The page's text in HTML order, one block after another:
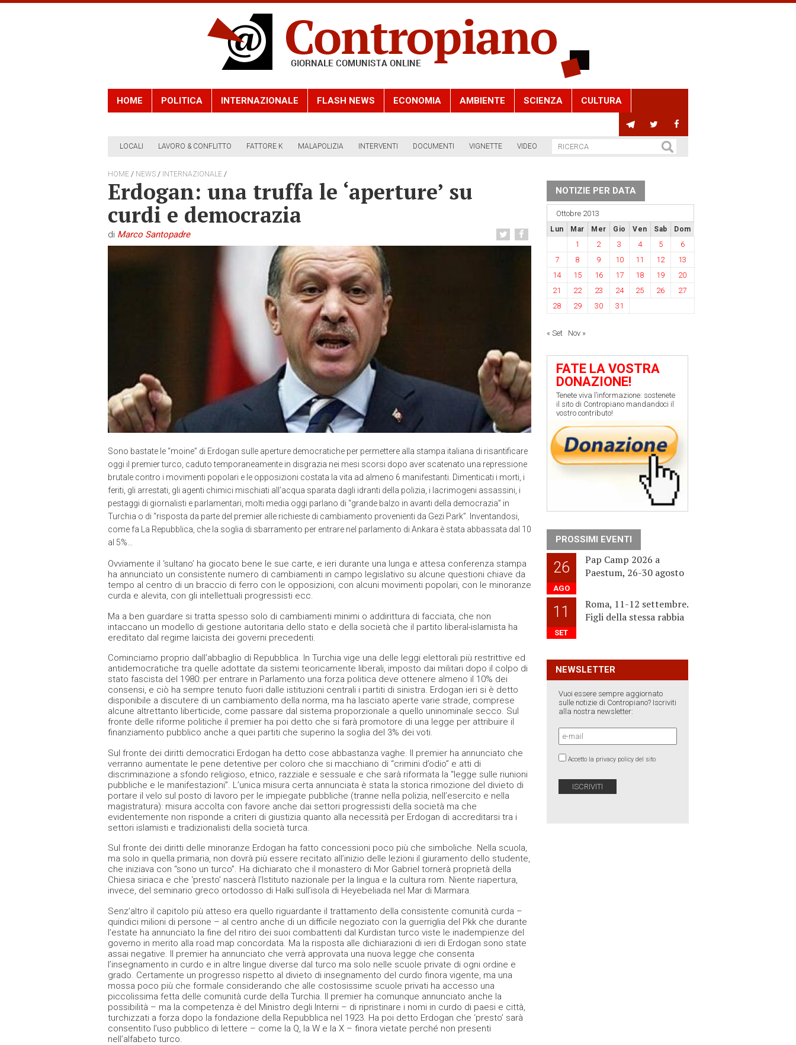
HOME POLITICA INTERNAZIONALE FLASH NEWS ECONOMIA AMBIENTE SCIENZA CULTURA
LOCALI LAVORO & CONFLITTO FATTORE K MALAPOLIZIA INTERVENTI DOCUMENTI VIGNETTE VIDEO
HOME / NEWS / INTERNAZIONALE /
Erdogan: una truffa le ‘aperture’ su
curdi e democrazia
di Marco Santopadre
Sono bastate le “moine” di Erdogan sulle aperture democratiche per permettere alla stampa italiana di risantificare
oggi il premier turco, caduto temporaneamente in disgrazia nei mesi scorsi dopo aver scatenato una repressione
brutale contro i movimenti popolari e le opposizioni costata la vita ad almeno 6 manifestanti. Dimenticati i morti, i
feriti, gli arrestati, gli agenti chimici mischiati all’acqua sparata dagli idranti della polizia, i lacrimogeni assassini, i
pestaggi di giornalisti e parlamentari, molti media oggi parlano di “grande balzo in avanti della democrazia” in
Turchia o di “risposta da parte del premier alle richieste di cambiamento provenienti da Gezi Park”. Inventandosi,
come fa La Repubblica, che la soglia di sbarramento per entrare nel parlamento di Ankara è stata abbassata dal 10
al 5%…
Ovviamente il ‘sultano’ ha giocato bene le sue carte, e ieri durante una lunga e attesa conferenza stampa
ha annunciato un consistente numero di cambiamenti in campo legislativo su alcune questioni chiave da
tempo al centro di un braccio di ferro con le opposizioni, con alcuni movimenti popolari, con le minoranze
curda e alevita, con gli intellettuali progressisti ecc.
Ma a ben guardare si tratta spesso solo di cambiamenti minimi o addirittura di facciata, che non
intaccano un modello di gestione autoritaria dello stato e della società che il partito liberal-islamista ha
ereditato dal regime laicista dei governi precedenti.
Cominciamo proprio dall’abbaglio di Repubblica. In Turchia vige una delle leggi elettorali più restrittive ed
antidemocratiche tra quelle adottate da sistemi teoricamente liberali, imposto dai militari dopo il colpo di
stato fascista del 1980: per entrare in Parlamento una forza politica deve ottenere almeno il 10% dei
consensi, e ciò ha sempre tenuto fuori dalle istituzioni centrali i partiti di sinistra. Erdogan ieri si è detto
disponibile a discutere di un cambiamento della norma, ma ha lasciato aperte varie strade, comprese
alcune altrettanto liberticide, come passare dal sistema proporzionale a quello uninominale secco. Sul
fronte delle riforme politiche il premier ha poi detto che si farà promotore di una legge per attribuire il
finanziamento pubblico anche a quei partiti che superino la soglia del 3% dei voti.
Sul fronte dei diritti democratici Erdogan ha detto cose abbastanza vaghe. Il premier ha annunciato che
verranno aumentate le pene detentive per coloro che si macchiano di “crimini d’odio” e atti di
discriminazione a sfondo religioso, etnico, razziale e sessuale e che sarà riformata la “legge sulle riunioni
pubbliche e le manifestazioni”. L’unica misura certa annunciata è stata la storica rimozione del divieto di
portare il velo sul posto di lavoro per le impiegate pubbliche (tranne nella polizia, nell’esercito e nella
magistratura): misura accolta con favore anche dai settori progressisti della società ma che
evidentemente non risponde a criteri di giustizia quanto alla necessità per Erdogan di accreditarsi tra i
settori islamisti e tradizionalisti della società turca.
Sul fronte dei diritti delle minoranze Erdogan ha fatto concessioni poco più che simboliche. Nella scuola,
ma solo in quella primaria, non dovrà più essere recitato all’inizio delle lezioni il giuramento dello studente,
che iniziava con “sono un turco”. Ha dichiarato che il monastero di Mor Gabriel tornerà proprietà della
Chiesa siriaca e che ‘presto’ nascerà l’Istituto nazionale per la lingua e la cultura rom. Niente riapertura,
invece, del seminario greco ortodosso di Halki sull’isola di Heyebeliada nel Mar di Marmara.
Senz’altro il capitolo più atteso era quello riguardante il trattamento della consistente comunità curda –
quindici milioni di persone – al centro anche di un difficile negoziato con la guerriglia del Pkk che durante
l’estate ha annunciato la fine del ritiro dei suoi combattenti dal Kurdistan turco viste le inadempienze del
governo in merito alla road map concordata. Ma la risposta alle dichiarazioni di ieri di Erdogan sono state
assai negative. Il premier ha annunciato che verrà approvata una nuova legge che consenta
l’insegnamento in curdo e in altre lingue diverse dal turco ma solo nelle scuole private di ogni ordine e
grado. Certamente un progresso rispetto al divieto di insegnamento del curdo finora vigente, ma una
mossa poco più che formale considerando che alle costosissime scuole privati ha accesso una
piccolissima fetta delle comunità curde della Turchia. Il premier ha comunque annunciato anche la
possibilità – ma la competenza è del Ministro degli Interni – di ripristinare i nomi in curdo di paesi e città,
turchizzati a forza dopo la fondazione della Repubblica nel 1923. Ha poi detto Erdogan che ‘presto’ sarà
consentito l’uso pubblico di lettere – come la Q, la W e la X – finora vietate perché non presenti
nell’alfabeto turco.
NOTIZIE PER DATA
Ottobre 2013
Lun Mar Mer Gio Ven Sab Dom
1 2 3 4 5
6
7
8 9 10 11 12
13
14
15 16 17 18 19
20
21
22 23 24 25 26
27
28
29 30 31
« Set Nov »
FATE LA VOSTRA
DONAZIONE!
Tenete viva l’informazione: sostenete
il sito di Contropiano mandandoci il
vostro contributo!
PROSSIMI EVENTI
26
AGO
Pap Camp 2026 a
Paestum, 26-30 agosto
11
SET
Roma, 11-12 settembre.
Figli della stessa rabbia
NEWSLETTER
Vuoi essere sempre aggiornato
sulle notizie di Contropiano? Iscriviti
alla nostra newsletter:
Accetto la privacy policy del sito